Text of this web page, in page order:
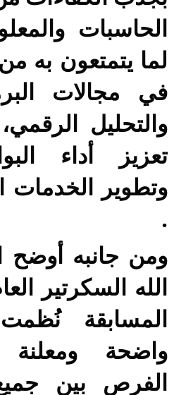
الحاسبات
لما يتمتعون به
في مجالات
والتحليل
تعزيز أداء
وتطوير الخدمات
.
ومن جانبه أوضح
الله السكرتير
المسابقة
واضحة
الفرص بين